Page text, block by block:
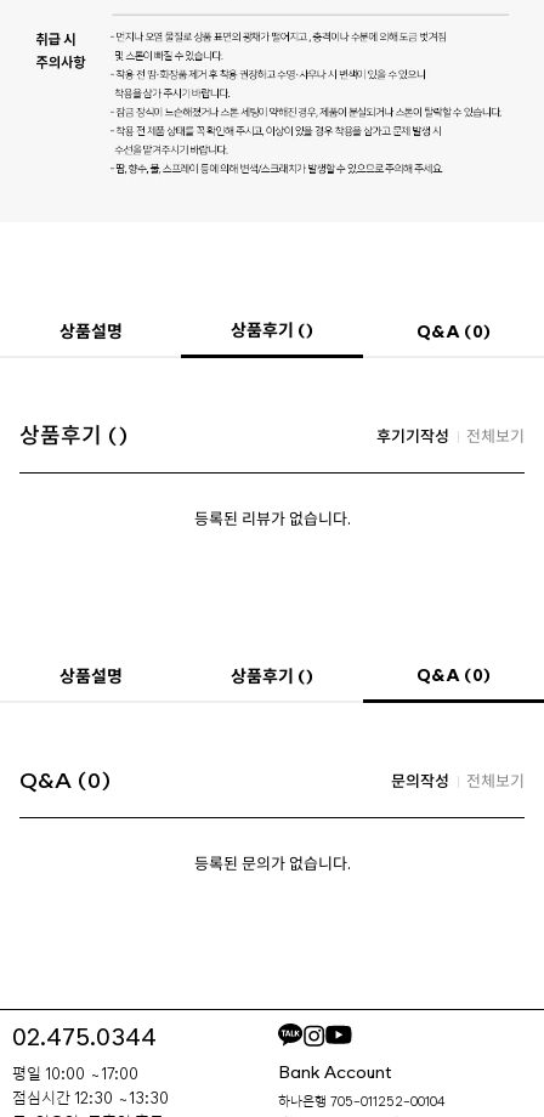
상품설명 상품후기 () Q&A (0)
상품후기 () 후기기작성 전체보기
등록된 리뷰가 없습니다.
상품설명 상품후기 () Q&A (0)
Q&A (0) 문의작성 전체보기
등록된 문의가 없습니다.
02.475.0344
평일 10:00 ~ 17:00
점심시간 12:30 ~ 13:30
Bank Account
하나은행 705-011252-00104